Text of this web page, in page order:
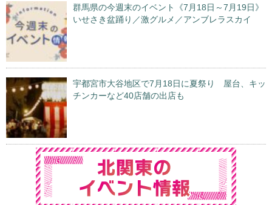
群馬県の今週末のイベント《7月18日～7月19日》
いせさき盆踊り／激グルメ／アンブレラスカイ
宇都宮市大谷地区で7月18日に夏祭り 屋台、キッ
チンカーなど40店舗の出店も